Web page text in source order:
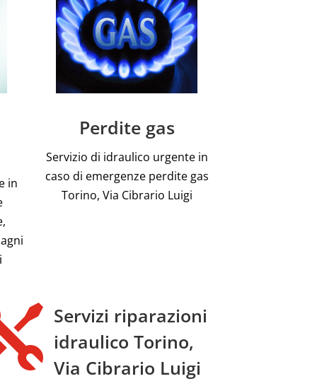
in
Perdite gas
Servizio di idraulico urgente in
caso di emergenze perdite gas
Torino, Via Cibrario Luigi
Servizi riparazioni
idraulico Torino,
Via Cibrario Luigi